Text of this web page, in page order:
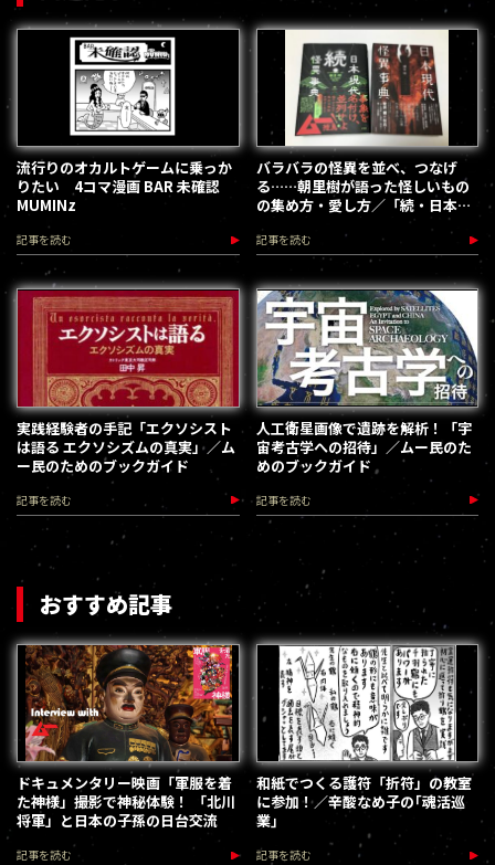
流行りのオカルトゲームに乗っか
りたい 4コマ漫画 BAR 未確認
MUMINz
記事を読む
バラバラの怪異を並べ、つなげ
る……朝里樹が語った怪しいもの
の集め方・愛し方／「続・日本現
記事を読む
実践経験者の手記「エクソシスト
は語る エクソシズムの真実」／ム
ー民のためのブックガイド
記事を読む
人工衛星画像で遺跡を解析！「宇
宙考古学への招待」／ムー民のた
めのブックガイド
記事を読む
おすすめ記事
ドキュメンタリー映画「軍服を着
た神様」撮影で神秘体験！ 「北川
将軍」と日本の子孫の日台交流
記事を読む
和紙でつくる護符「折符」の教室
に参加！／辛酸なめ子の｢魂活巡
業｣
記事を読む